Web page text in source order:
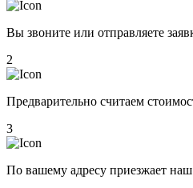
Вы звоните или отправляете
2
Предварительно считаем
3
По вашему адресу приезжает